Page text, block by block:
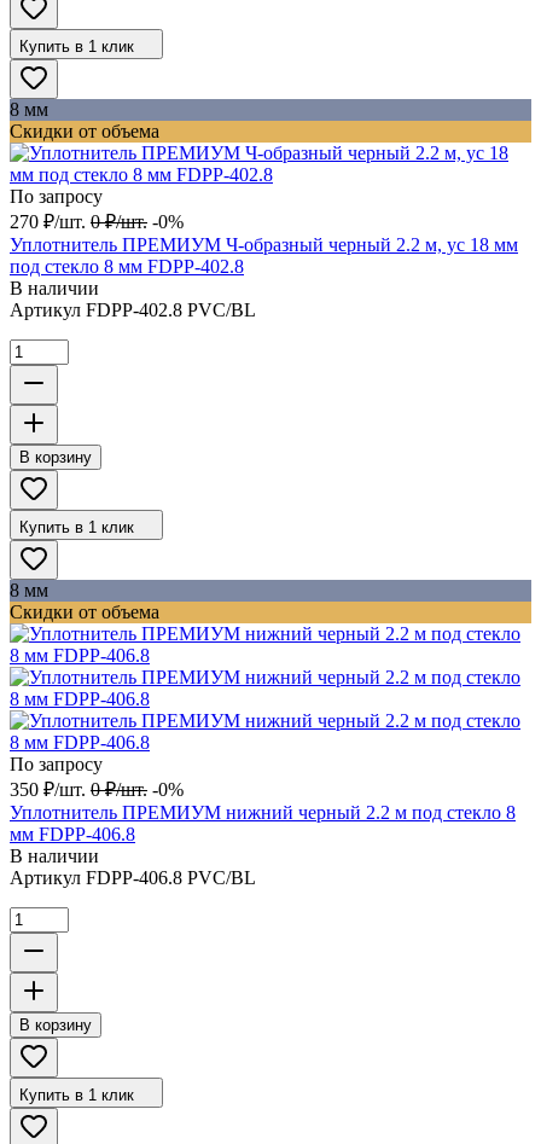
Купить в 1 клик
8 мм
Скидки от объема
По запросу
270 ₽/шт. 0 ₽/шт. -0%
Уплотнитель ПРЕМИУМ Ч-образный черный 2.2 м, ус 18 мм
под стекло 8 мм FDPP-402.8
В наличии
Артикул FDPP-402.8 PVC/BL
В корзину
Купить в 1 клик
8 мм
Скидки от объема
По запросу
350 ₽/шт. 0 ₽/шт. -0%
Уплотнитель ПРЕМИУМ нижний черный 2.2 м под стекло 8
мм FDPP-406.8
В наличии
Артикул FDPP-406.8 PVC/BL
В корзину
Купить в 1 клик